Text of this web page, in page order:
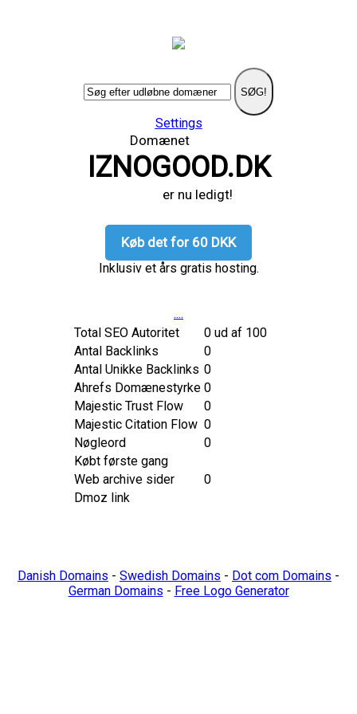
SØG!
Settings
Domænet
IZNOGOOD.DK
er nu ledigt!
Køb det for 60 DKK
Inklusiv et års gratis hosting.
....
Total SEO Autoritet
0 ud af 100
Antal Backlinks
0
Antal Unikke Backlinks 0
Ahrefs Domænestyrke 0
Majestic Trust Flow
0
Majestic Citation Flow 0
Nøgleord
0
Købt første gang
Web archive sider
0
Dmoz link
Danish Domains - Swedish Domains - Dot com Domains -
German Domains - Free Logo Generator